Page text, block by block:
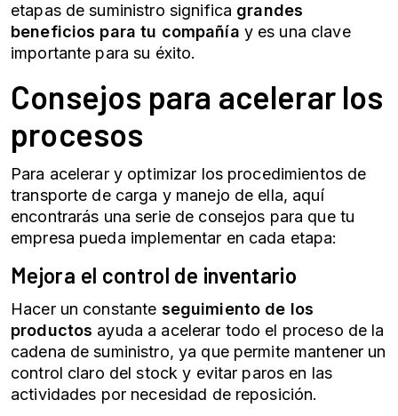
etapas de suministro significa grandes
beneficios para tu compañía y es una clave
importante para su éxito.
Consejos para acelerar los
procesos
Para acelerar y optimizar los procedimientos de
transporte de carga y manejo de ella, aquí
encontrarás una serie de consejos para que tu
empresa pueda implementar en cada etapa:
Mejora el control de inventario
Hacer un constante seguimiento de los
productos ayuda a acelerar todo el proceso de la
cadena de suministro, ya que permite mantener un
control claro del stock y evitar paros en las
actividades por necesidad de reposición.